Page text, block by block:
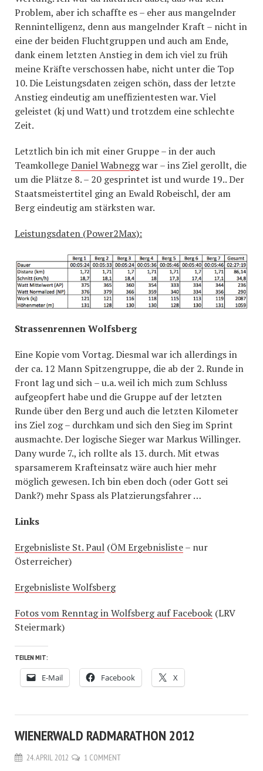
Problem, aber ich schaffte es – eher aus mangelnder
Rennintelligenz, denn aus mangelnder Kraft – nicht in
eine der beiden Fluchtgruppen und auch am Ende,
dank einem letzten Anstieg in dem ich viel zu früh
meine Kräfte verschossen habe, nicht unter die Top
10. Die Leistungsdaten zeigen schön, dass der letzte
Anstieg eindeutig am uneffizientesten war. Viel
geleistet (kj und Watt) und trotzdem eine schlechte
Zeit.
Letztlich bin ich mit einer Gruppe – in der auch
TeamkollegeDaniel Wabneggwar – ins Ziel gerollt, die
um die Plätze 8. – 20 gesprintet ist und wurde 19.. Der
Staatsmeistertitel ging an Ewald Robeischl, der am
Berg eindeutig am stärksten war.
Leistungsdaten (Power2Max):
Strassenrennen Wolfsberg
Eine Kopie vom Vortag. Diesmal war ich allerdings in
der ca. 12 Mann Spitzengruppe, die ab der 2. Runde in
Front lag und sich – u.a. weil ich mich zum Schluss
aufgeopfert habe und die Gruppe auf der letzten
Runde über den Berg und auch die letzten Kilometer
ins Ziel zog – durchkam und sich den Sieg im Sprint
ausmachte. Der logische Sieger war Markus Willinger.
Dany wurde 7., ich rollte als 13. durch. Mit etwas
sparsamerem Krafteinsatz wäre auch hier mehr
möglich gewesen. Ich bin eben doch (oder Gott sei
Dank?) mehr Spass als Platzierungsfahrer …
Links
Ergebnisliste St. Paul (ÖM Ergebnisliste– nur
Österreicher)
Ergebnisliste Wolfsberg
Fotos vom Renntag in Wolfsberg auf Facebook (LRV
Steiermark)
TEILEN MIT:
E-Mail Facebook X
WIENERWALD RADMARATHON 2012
24. APRIL 2012 1 COMMENT